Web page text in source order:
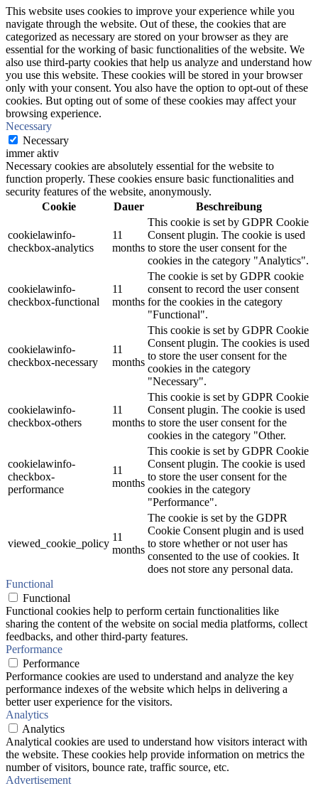
This website uses cookies to improve your experience while you
navigate through the website. Out of these, the cookies that are
categorized as necessary are stored on your browser as they are
essential for the working of basic functionalities of the website. We
also use third-party cookies that help us analyze and understand how
you use this website. These cookies will be stored in your browser
only with your consent. You also have the option to opt-out of these
cookies. But opting out of some of these cookies may affect your
browsing experience.
Necessary
Necessary
immer aktiv
Necessary cookies are absolutely essential for the website to
function properly. These cookies ensure basic functionalities and
security features of the website, anonymously.
Cookie
Dauer Beschreibung
cookielawinfo-
checkbox-analytics
11
months
This cookie is set by GDPR Cookie
Consent plugin. The cookie is used
to store the user consent for the
cookies in the category "Analytics".
cookielawinfo-
checkbox-functional
11
months
The cookie is set by GDPR cookie
consent to record the user consent
for the cookies in the category
"Functional".
cookielawinfo-
checkbox-necessary
11
months
This cookie is set by GDPR Cookie
Consent plugin. The cookies is used
to store the user consent for the
cookies in the category
"Necessary".
cookielawinfo-
checkbox-others
11
months
This cookie is set by GDPR Cookie
Consent plugin. The cookie is used
to store the user consent for the
cookies in the category "Other.
cookielawinfo-
checkbox-
performance
11
months
This cookie is set by GDPR Cookie
Consent plugin. The cookie is used
to store the user consent for the
cookies in the category
"Performance".
viewed_cookie_policy
11
months
The cookie is set by the GDPR
Cookie Consent plugin and is used
to store whether or not user has
consented to the use of cookies. It
does not store any personal data.
Functional
Functional
Functional cookies help to perform certain functionalities like
sharing the content of the website on social media platforms, collect
feedbacks, and other third-party features.
Performance
Performance
Performance cookies are used to understand and analyze the key
performance indexes of the website which helps in delivering a
better user experience for the visitors.
Analytics
Analytics
Analytical cookies are used to understand how visitors interact with
the website. These cookies help provide information on metrics the
number of visitors, bounce rate, traffic source, etc.
Advertisement